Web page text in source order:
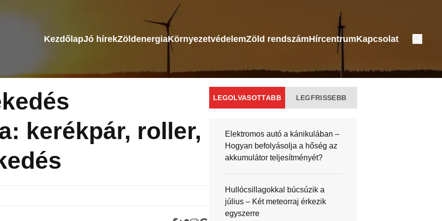
KezdőlapJó hírekZöldenergiaKörnyezetvédelemZöld rendszámHírcentrumKapcsolat
kerékpár, roller,
LEGOLVASOTTABB LEGFRISSEBB
Elektromos autó a kánikulában –
Hogyan befolyásolja a hőség az
akkumulátor teljesítményét?
Hullócsillagokkal búcsúzik a
július – Két meteorraj érkezik
egyszerre